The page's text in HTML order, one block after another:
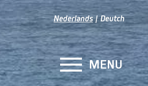
Nederlands Deutch
MENU